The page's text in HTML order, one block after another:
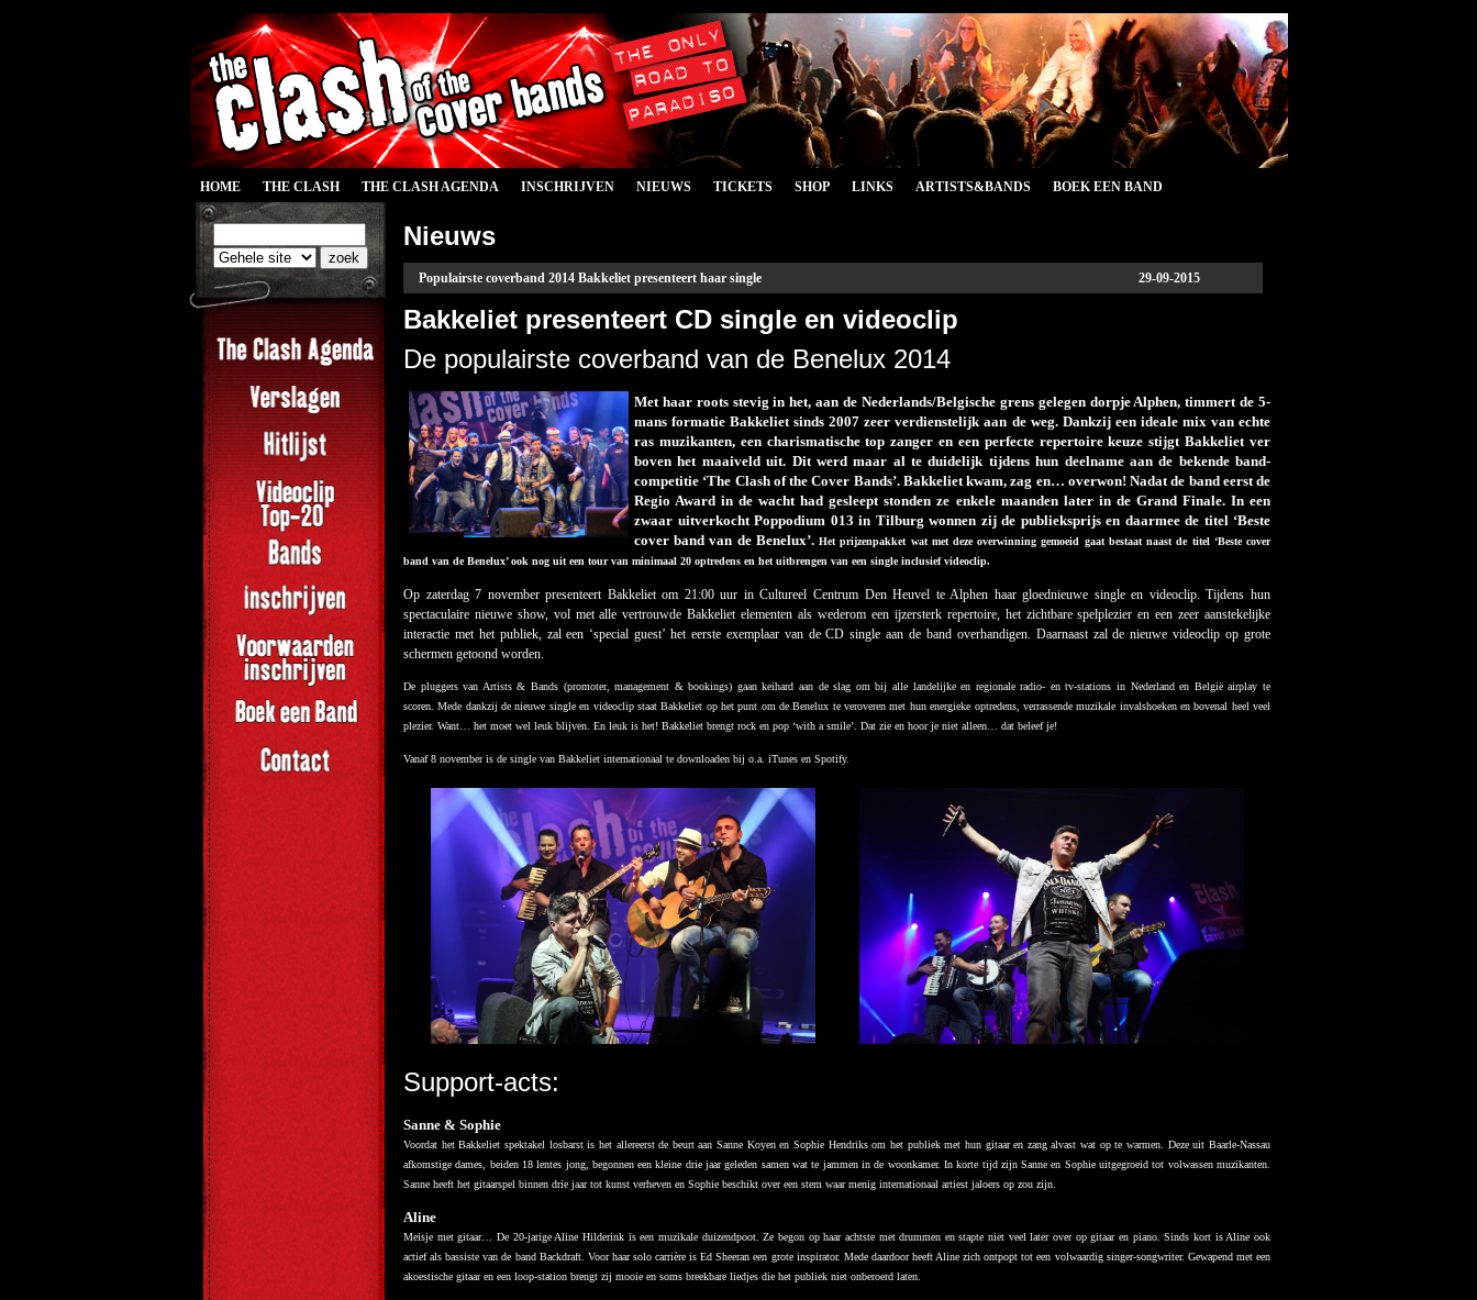
HOME THE CLASH THE CLASH AGENDA INSCHRIJVEN NIEUWS TICKETS SHOP LINKS ARTISTS&BANDS BOEK EEN BAND
Nieuws
Populairste coverband 2014 Bakkeliet presenteert haar single 29-09-2015
Bakkeliet presenteert CD single en videoclip
De populairste coverband van de Benelux 2014
Met haar roots stevig in het, aan de Nederlands/Belgische grens gelegen dorpje Alphen, timmert de 5-
mans formatie Bakkeliet sinds 2007 zeer verdienstelijk aan de weg. Dankzij een ideale mix van echte
ras muzikanten, een charismatische top zanger en een perfecte repertoire keuze stijgt Bakkeliet ver
boven het maaiveld uit. Dit werd maar al te duidelijk tijdens hun deelname aan de bekende band-
competitie ‘The Clash of the Cover Bands’. Bakkeliet kwam, zag en… overwon! Nadat de band eerst de
Regio Award in de wacht had gesleept stonden ze enkele maanden later in de Grand Finale. In een
zwaar uitverkocht Poppodium 013 in Tilburg wonnen zij de publieksprijs en daarmee de titel ‘Beste
cover band van de Benelux’.Het prijzenpakket wat met deze overwinning gemoeid gaat bestaat naast de titel ‘Beste cover
band van de Benelux’ ook nog uit een tour van minimaal 20 optredens en het uitbrengen van een single inclusief videoclip.
Op zaterdag 7 november presenteert Bakkeliet om 21:00 uur in Cultureel Centrum Den Heuvel te Alphen haar gloednieuwe single en videoclip. Tijdens hun
spectaculaire nieuwe show, vol met alle vertrouwde Bakkeliet elementen als wederom een ijzersterk repertoire, het zichtbare spelplezier en een zeer aanstekelijke
interactie met het publiek, zal een ‘special guest’ het eerste exemplaar van de CD single aan de band overhandigen. Daarnaast zal de nieuwe videoclip op grote
schermen getoond worden.
De pluggers van Artists & Bands (promoter, management & bookings) gaan keihard aan de slag om bij alle landelijke en regionale radio- en tv-stations in Nederland en België airplay te
scoren.Mede dankzij de nieuwe single en videoclip staat Bakkeliet op het punt om de Benelux te veroveren met hun energieke optredens, verrassende muzikale invalshoeken en bovenal heel veel
plezier. Want… het moet wel leuk blijven. En leuk is het! Bakkeliet brengt rock en pop ‘with a smile’. Dat zie en hoor je niet alleen… dat beleef je!
Vanaf 8 november is de single van Bakkeliet internationaal te downloaden bij o.a. iTunes en Spotify.
Support-acts:
Sanne & Sophie
Voordat het Bakkeliet spektakel losbarst is het allereerst de beurt aan Sanne Koyen en Sophie Hendriks om het publiek met hun gitaar en zang alvast wat op te warmen. Deze uit Baarle-Nassau
afkomstige dames, beiden 18 lentes jong, begonnen een kleine drie jaar geleden samen wat te jammen in de woonkamer. In korte tijd zijn Sanne en Sophie uitgegroeid tot volwassen muzikanten.
Sanne heeft het gitaarspel binnen drie jaar tot kunst verheven en Sophie beschikt over een stem waar menig internationaal artiest jaloers op zou zijn.
Aline
Meisje met gitaar… De 20-jarige Aline Hilderink is een muzikale duizendpoot. Ze begon op haar achtste met drummen en stapte niet veel later over op gitaar en piano. Sinds kort is Aline ook
actief als bassiste van de band Backdraft. Voor haar solo carrière is Ed Sheeran een grote inspirator. Mede daardoor heeft Aline zich ontpopt tot een volwaardig singer-songwriter. Gewapend met een
akoestische gitaar en een loop-station brengt zij mooie en soms breekbare liedjes die het publiek niet onberoerd laten.